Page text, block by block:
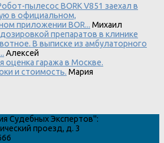
пылесос BORK V851 заехал в
в официальном,
приложении BOR... Михаил
препаратов в клинике
В выписке из амбулаторного
Алексей
оценка гаража в Москве.
и стоимость. Мария
Судебных Экспертов":
проезд, д. 3